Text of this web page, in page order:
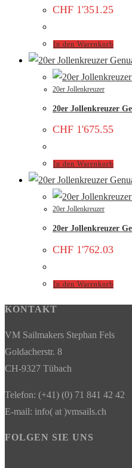
CHF 1'351.25
In den Warenkorb
20er Jollenkreuzer
20er Jollenkreuzer
CHF 1'675.55
In den Warenkorb
20er Jollenkreuzer
20er Jollenkreuzer
CHF 1'762.03
In den Warenkorb
KONTAKT
VM Sailmakers Stephan Fels
Goldacherstr. 8
CH-9327 Tübach
Telefon: (+41) (0) 71 841 42 42
E-mail: info( at )vmsails.ch
FOLGEN SIE UNS